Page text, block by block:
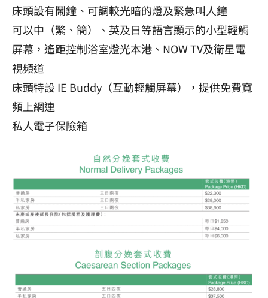
床頭設有鬧鐘、可調較光暗的燈及緊急叫人鐘
可以中（繁、簡）、英及日等語言顯示的小型輕觸
屏幕，遙距控制浴室燈光本港、NOW TV及衛星電
視頻道
床頭特設 IE Buddy（互動輕觸屏幕），提供免費寬
頻上網連
私人電子保險箱